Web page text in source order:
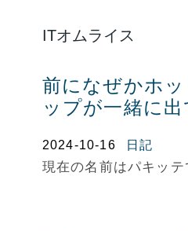
ITオムライス
前になぜかホ
ップが一緒に
2024-10-16 日記
現在の名前はパキッ